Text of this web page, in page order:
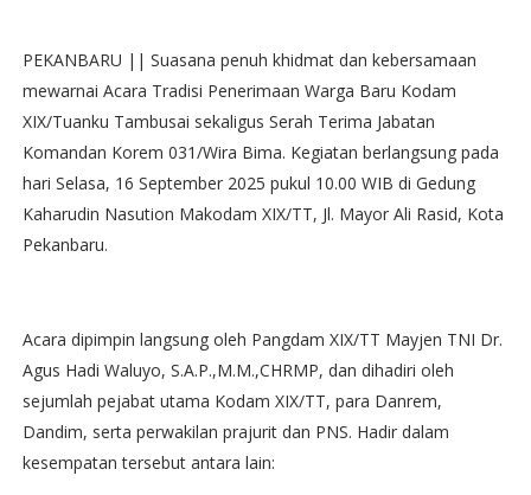
‎PEKANBARU || Suasana penuh khidmat dan kebersamaan
mewarnai Acara Tradisi Penerimaan Warga Baru Kodam
XIX/Tuanku Tambusai sekaligus Serah Terima Jabatan
Komandan Korem 031/Wira Bima. Kegiatan berlangsung pada
hari Selasa, 16 September 2025 pukul 10.00 WIB di Gedung
Kaharudin Nasution Makodam XIX/TT, Jl. Mayor Ali Rasid, Kota
Pekanbaru.
‎Acara dipimpin langsung oleh Pangdam XIX/TT Mayjen TNI Dr.
Agus Hadi Waluyo, S.A.P.,M.M.,CHRMP, dan dihadiri oleh
sejumlah pejabat utama Kodam XIX/TT, para Danrem,
Dandim, serta perwakilan prajurit dan PNS. Hadir dalam
kesempatan tersebut antara lain: